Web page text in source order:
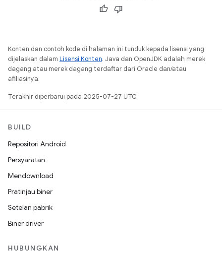
Konten dan contoh kode di halaman ini tunduk kepada lisensi yang
dijelaskan dalam Lisensi Konten. Java dan OpenJDK adalah merek
dagang atau merek dagang terdaftar dari Oracle dan/atau
afiliasinya.
Terakhir diperbarui pada 2025-07-27 UTC.
BUILD
Repositori Android
Persyaratan
Mendownload
Pratinjau biner
Setelan pabrik
Biner driver
HUBUNGKAN